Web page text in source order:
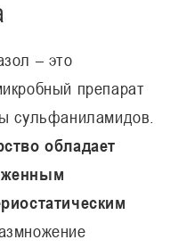
– это
препарат
сульфаниламидов.
обладает